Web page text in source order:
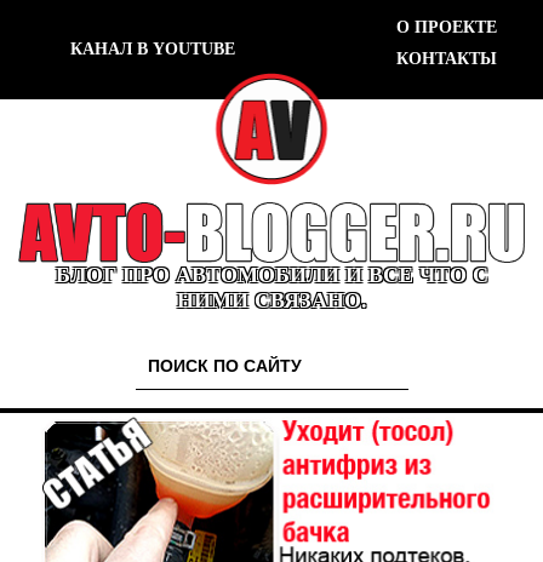
КАНАЛ В YOUTUBE
О ПРОЕКТЕ
КОНТАКТЫ
БЛОГ ПРО АВТОМОБИЛИ И ВСЕ ЧТО С
НИМИ СВЯЗАНО.